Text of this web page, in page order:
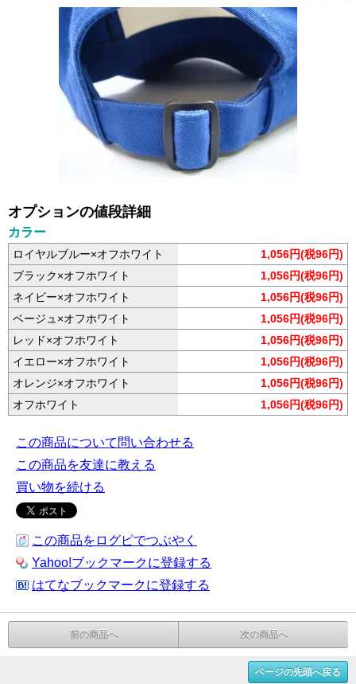
オプションの値段詳細
カラー
ロイヤルブルー×オフホワイト
1,056円(税96円)
ブラック×オフホワイト
1,056円(税96円)
ネイビー×オフホワイト
1,056円(税96円)
ベージュ×オフホワイト
1,056円(税96円)
レッド×オフホワイト
1,056円(税96円)
イエロー×オフホワイト
1,056円(税96円)
オレンジ×オフホワイト
1,056円(税96円)
オフホワイト
1,056円(税96円)
この商品について問い合わせる
この商品を友達に教える
買い物を続ける
この商品をログピでつぶやく
Yahoo!ブックマークに登録する
はてなブックマークに登録する
前の商品へ 次の商品へ
ページの先頭へ戻る